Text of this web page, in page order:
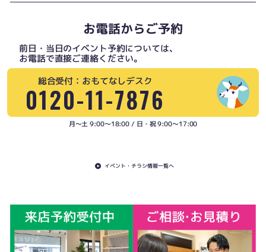
お電話からご予約
前日・当日のイベント予約については、
お電話で直接ご連絡ください。
総合受付：おもてなしデスク
0120-11-7876
月〜土 9:00〜18:00 / 日・祝 9:00〜17:00
イベント・チラシ情報一覧へ